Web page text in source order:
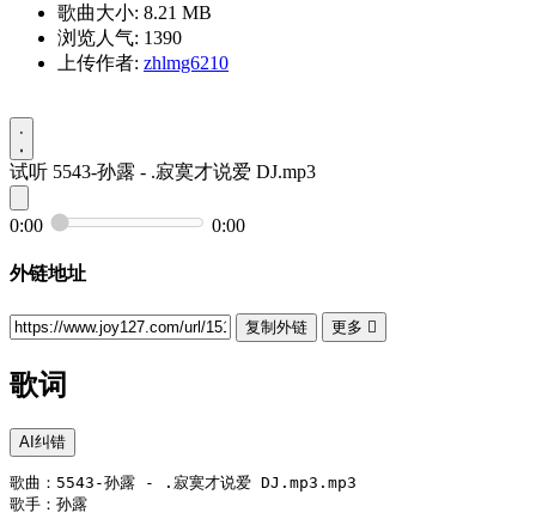
歌曲大小: 8.21 MB
浏览人气: 1390
上传作者: zhlmg6210
试听 5543-孙露 - .寂寞才说爱 DJ.mp3
0:00 0:00
外链地址
复制外链 更多 
歌词
AI纠错
歌曲：5543-孙露 - .寂寞才说爱 DJ.mp3.mp3
歌手：孙露